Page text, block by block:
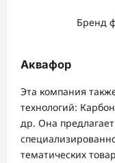
Бренд
Аквафор
Эта компания
технологий:
др. Она
тематических